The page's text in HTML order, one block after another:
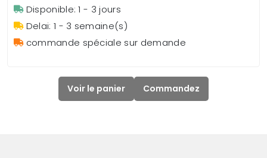
Disponible: 1 - 3 jours
Delai: 1 - 3 semaine(s)
commande spéciale sur demande
Voir le panier Commandez